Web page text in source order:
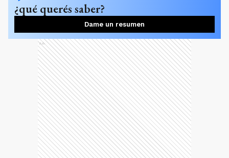
¿qué querés saber?
Dame un resumen
Ads